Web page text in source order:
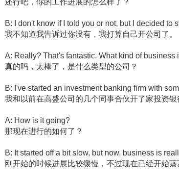
还行吧，你的工作进展的怎么样了？
B: I don't know if I told you or not, but I decided to
我不知道我告诉过你没有，我打算自己开公司了。
A: Really? That's fantastic. What kind of business
真的吗，太棒了，是什么类型的公司？
B: I've started an investment banking firm with
我和以前在高盛公司的几个同事合伙开了家投资银
A: How is it going?
那现在进行的如何了？
B: It started off a bit slow, but now, business is
刚开始的时候进展比较缓慢，不过现在已经开始蒸